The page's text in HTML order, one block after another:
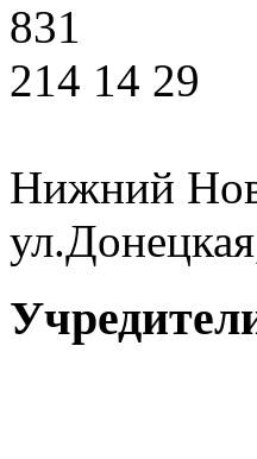
831
214 14 29
Нижний